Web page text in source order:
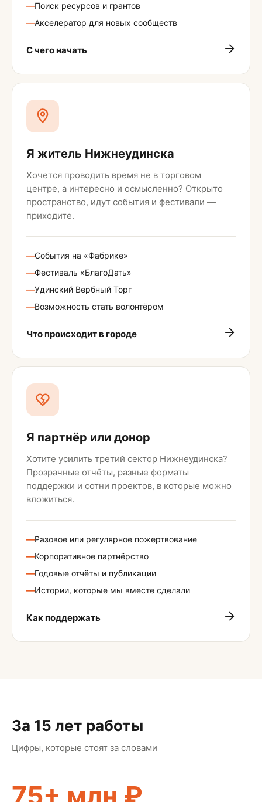
—Поиск ресурсов и грантов
—Акселератор для новых сообществ
С чего начать
Я житель Нижнеудинска
Хочется проводить время не в торговом
центре, а интересно и осмысленно? Открыто
пространство, идут события и фестивали —
приходите.
—События на «Фабрике»
—Фестиваль «БлагоДать»
—Удинский Вербный Торг
—Возможность стать волонтёром
Что происходит в городе
Я партнёр или донор
Хотите усилить третий сектор Нижнеудинска?
Прозрачные отчёты, разные форматы
поддержки и сотни проектов, в которые можно
вложиться.
—Разовое или регулярное пожертвование
—Корпоративное партнёрство
—Годовые отчёты и публикации
—Истории, которые мы вместе сделали
Как поддержать
За 15 лет работы
Цифры, которые стоят за словами
75+ млн ₽